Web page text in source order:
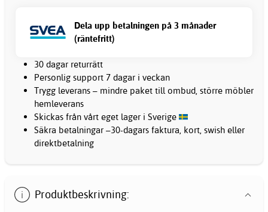
Dela upp betalningen på 3 månader
(räntefritt)
30 dagar returrätt
Personlig support 7 dagar i veckan
Trygg leverans – mindre paket till ombud, större möbler
hemleverans
Skickas från vårt eget lager i Sverige
Säkra betalningar –30-dagars faktura, kort, swish eller
direktbetalning
Produktbeskrivning: